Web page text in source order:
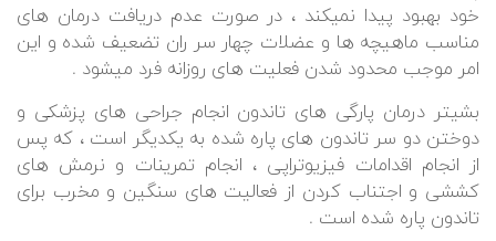
خود بهبود پیدا نمیکند ، در صورت عدم دریافت درمان های
مناسب ماهیچه ها و عضلات چهار سر ران تضعیف شده و این
امر موجب محدود شدن فعلیت های روزانه فرد میشود .
بشیتر درمان پارگی های تاندون انجام جراحی های پزشکی و
دوختن دو سر تاندون های پاره شده به یکدیگر است ، که پس
از انجام اقدامات فیزیوتراپی ، انجام تمرینات و نرمش های
کششی و اجتناب کردن از فعالیت های سنگین و مخرب برای
تاندون پاره شده است .